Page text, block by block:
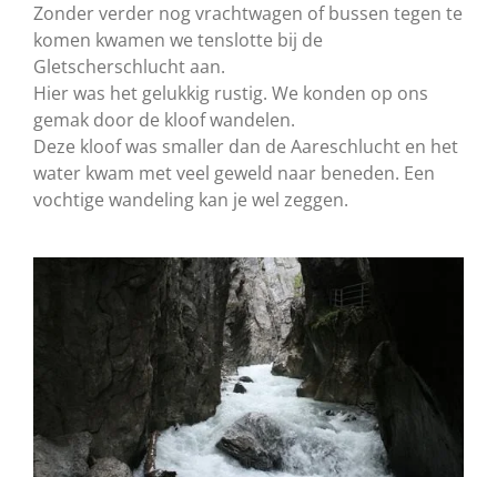
Zonder verder nog vrachtwagen of bussen tegen te
komen kwamen we tenslotte bij de
Gletscherschlucht aan.
Hier was het gelukkig rustig. We konden op ons
gemak door de kloof wandelen.
Deze kloof was smaller dan de Aareschlucht en het
water kwam met veel geweld naar beneden. Een
vochtige wandeling kan je wel zeggen.